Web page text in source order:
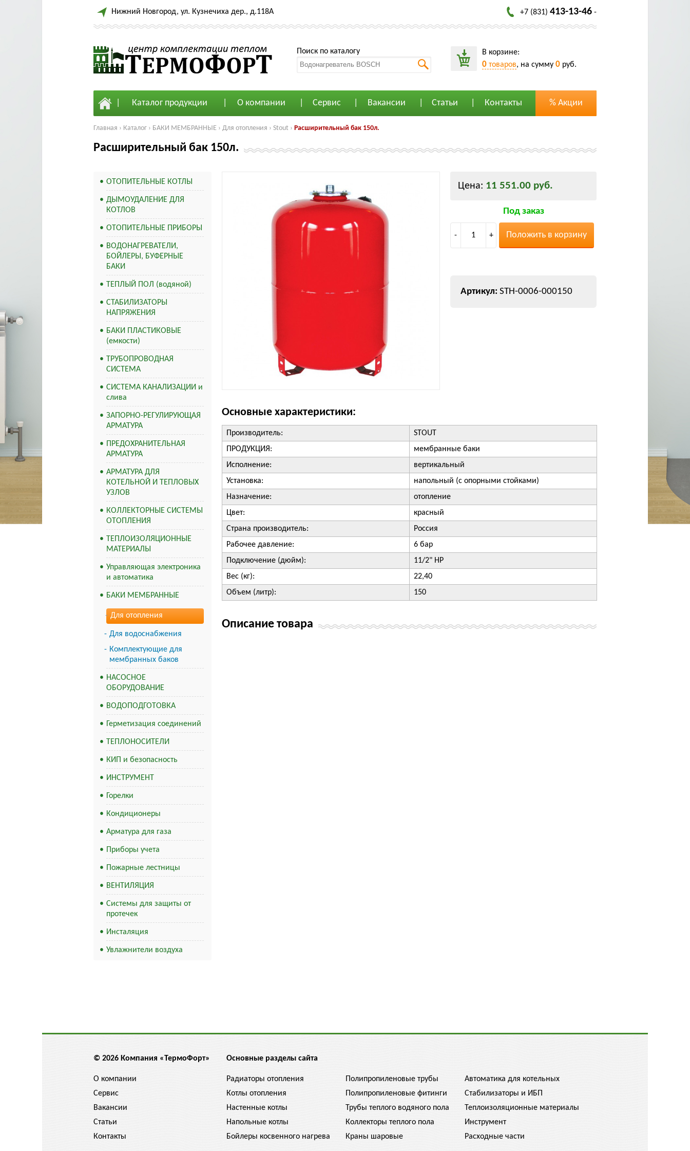
Нижний Новгород, ул. Кузнечиха дер., д.118А +7 (831) 413-13-46 -
Поиск по каталогу В корзине:
0 товаров, на сумму 0 руб.
Каталог продукции О компании Сервис Вакансии Статьи Контакты % Акции
Главная › Каталог › БАКИ МЕМБРАННЫЕ › Для отопления › Stout › Расширительный бак 150л.
Расширительный бак 150л.
ОТОПИТЕЛЬНЫЕ КОТЛЫ
ДЫМОУДАЛЕНИЕ ДЛЯ
КОТЛОВ
ОТОПИТЕЛЬНЫЕ ПРИБОРЫ
ВОДОНАГРЕВАТЕЛИ,
БОЙЛЕРЫ, БУФЕРНЫЕ
БАКИ
ТЕПЛЫЙ ПОЛ (водяной)
СТАБИЛИЗАТОРЫ
НАПРЯЖЕНИЯ
БАКИ ПЛАСТИКОВЫЕ
(емкости)
ТРУБОПРОВОДНАЯ
СИСТЕМА
СИСТЕМА КАНАЛИЗАЦИИ и
слива
ЗАПОРНО-РЕГУЛИРУЮЩАЯ
АРМАТУРА
ПРЕДОХРАНИТЕЛЬНАЯ
АРМАТУРА
АРМАТУРА ДЛЯ
КОТЕЛЬНОЙ И ТЕПЛОВЫХ
УЗЛОВ
КОЛЛЕКТОРНЫЕ СИСТЕМЫ
ОТОПЛЕНИЯ
ТЕПЛОИЗОЛЯЦИОННЫЕ
МАТЕРИАЛЫ
Управляющая электроника
и автоматика
БАКИ МЕМБРАННЫЕ
Для отопления
Для водоснабжения
Комплектующие для
мембранных баков
НАСОСНОЕ
ОБОРУДОВАНИЕ
ВОДОПОДГОТОВКА
Герметизация соединений
ТЕПЛОНОСИТЕЛИ
КИП и безопасность
ИНСТРУМЕНТ
Горелки
Кондиционеры
Арматура для газа
Приборы учета
Пожарные лестницы
ВЕНТИЛЯЦИЯ
Системы для защиты от
протечек
Инсталяция
Увлажнители воздуха
Цена: 11 551.00 руб.
Под заказ
- 1 + Положить в корзину
STH-0006-000150
Основные характеристики:
Производитель:
STOUT
ПРОДУКЦИЯ:
мембранные баки
Исполнение:
вертикальный
Установка:
напольный (с опорными стойками)
Назначение:
отопление
Цвет:
красный
Страна производитель:
Россия
Рабочее давление:
6 бар
Подключение (дюйм):
11/2" НР
Вес (кг):
22,40
Объем (литр):
150
Описание товара
© 2026 Компания «ТермоФорт»
О компании
Сервис
Вакансии
Статьи
Контакты
Основные разделы сайта
Радиаторы отопления
Котлы отопления
Настенные котлы
Напольные котлы
Бойлеры косвенного нагрева
Полипропиленовые трубы
Полипропиленовые фитинги
Трубы теплого водяного пола
Коллекторы теплого пола
Краны шаровые
Автоматика для котельных
Стабилизаторы и ИБП
Теплоизоляционные материалы
Инструмент
Расходные части